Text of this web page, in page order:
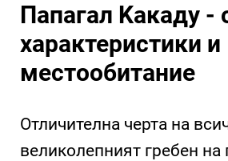
Папагал Kакаду -
характеристики и
местообитание
Отличителна черта на
великолепният гребен на